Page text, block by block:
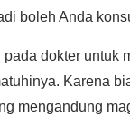
boleh Anda
dokter untuk
Karena
mengandung